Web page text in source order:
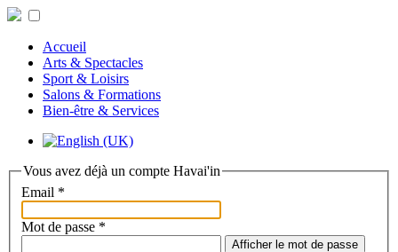
Accueil
Arts & Spectacles
Sport & Loisirs
Salons & Formations
Bien-être & Services
Vous avez déjà un compte Havai'in
Email *
Mot de passe *
Afficher le mot de passe